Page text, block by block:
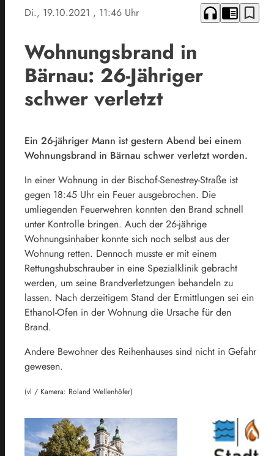
Di., 19.10.2021 , 11:46 Uhr headphones chrome_reader_mode bookmark_border
Wohnungsbrand in
Bärnau: 26-Jähriger
schwer verletzt
Ein 26-jähriger Mann ist gestern Abend bei einem
Wohnungsbrand in Bärnau schwer verletzt worden.
In einer Wohnung in der Bischof-Senestrey-Straße ist
gegen 18:45 Uhr ein Feuer ausgebrochen. Die
umliegenden Feuerwehren konnten den Brand schnell
unter Kontrolle bringen. Auch der 26-jährige
Wohnungsinhaber konnte sich noch selbst aus der
Wohnung retten. Dennoch musste er mit einem
Rettungshubschrauber in eine Spezialklinik gebracht
werden, um seine Brandverletzungen behandeln zu
lassen. Nach derzeitigem Stand der Ermittlungen sei ein
Ethanol-Ofen in der Wohnung die Ursache für den
Brand.
Andere Bewohner des Reihenhauses sind nicht in Gefahr
gewesen.
(vl / Kamera: Roland Wellenhöfer)